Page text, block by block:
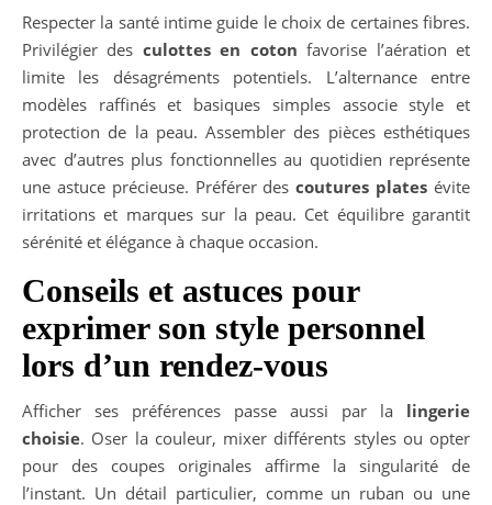
Respecter la santé intime guide le choix de certaines fibres.
Privilégier des culottes en coton favorise l’aération et
limite les désagréments potentiels. L’alternance entre
modèles raffinés et basiques simples associe style et
protection de la peau. Assembler des pièces esthétiques
avec d’autres plus fonctionnelles au quotidien représente
une astuce précieuse. Préférer descoutures plates évite
irritations et marques sur la peau. Cet équilibre garantit
sérénité et élégance à chaque occasion.
Conseils et astuces pour
exprimer son style personnel
lors d’un rendez-vous
Afficher ses préférences passe aussi par la lingerie
choisie. Oser la couleur, mixer différents styles ou opter
pour des coupes originales affirme la singularité de
l’instant. Un détail particulier, comme un ruban ou une